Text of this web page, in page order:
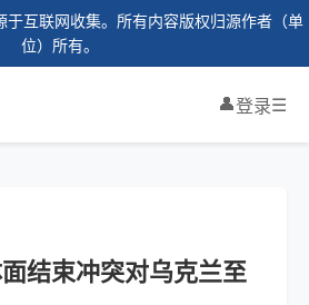
于互联网收集。所有内容版权归源作者（单
位）所有。
👤登录☰
结束冲突对乌克兰至